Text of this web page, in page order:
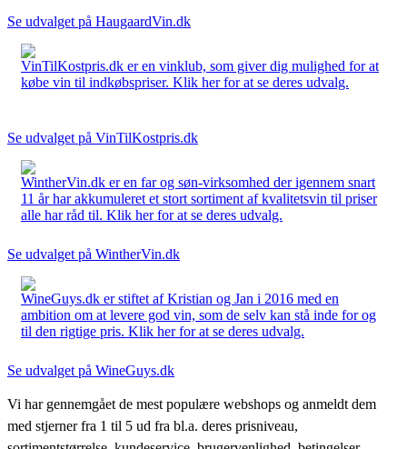
Se udvalget på HaugaardVin.dk
VinTilKostpris.dk er en vinklub, som giver dig mulighed for at
købe vin til indkøbspriser. Klik her for at se deres udvalg.
Se udvalget på VinTilKostpris.dk
WintherVin.dk er en far og søn-virksomhed der igennem snart
11 år har akkumuleret et stort sortiment af kvalitetsvin til priser
alle har råd til. Klik her for at se deres udvalg.
Se udvalget på WintherVin.dk
WineGuys.dk er stiftet af Kristian og Jan i 2016 med en
ambition om at levere god vin, som de selv kan stå inde for og
til den rigtige pris. Klik her for at se deres udvalg.
Se udvalget på WineGuys.dk
Vi har gennemgået de mest populære webshops og anmeldt dem
med stjerner fra 1 til 5 ud fra bl.a. deres prisniveau,